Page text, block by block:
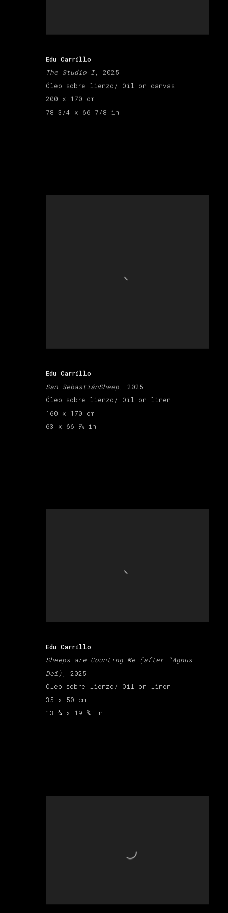
Edu Carrillo
The Studio I, 2025
Óleo sobre lienzo/ Oil on canvas
200 x 170 cm
78 3/4 x 66 7/8 in
Edu Carrillo
San SebastiánSheep , 2025
Óleo sobre lienzo/ Oil on linen
160 x 170 cm
63 x 66 ⅞ in
Edu Carrillo
Sheeps are Counting Me (after "Agnus
Dei) , 2025
Óleo sobre lienzo/ Oil on linen
35 x 50 cm
13 ¾ x 19 ¾ in